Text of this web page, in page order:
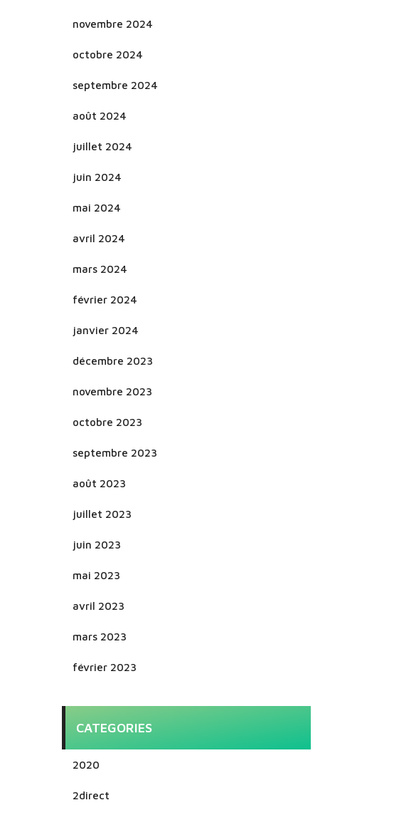
novembre 2024
octobre 2024
septembre 2024
août 2024
juillet 2024
juin 2024
mai 2024
avril 2024
mars 2024
février 2024
janvier 2024
décembre 2023
novembre 2023
octobre 2023
septembre 2023
août 2023
juillet 2023
juin 2023
mai 2023
avril 2023
mars 2023
février 2023
CATEGORIES
2020
2direct